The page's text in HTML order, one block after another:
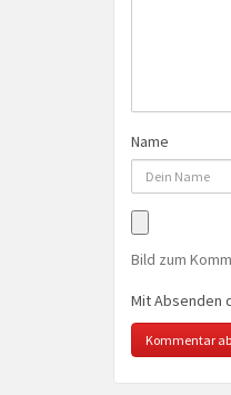
Name
Bild zum
Mit Absenden